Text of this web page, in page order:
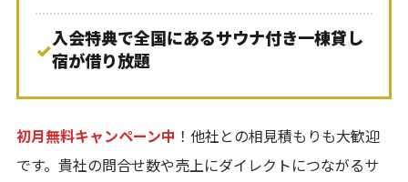
✓入会特典で全国にあるサウナ付き一棟貸し
宿が借り放題
初月無料キャンペーン中 ！他社との相見積もりも大歓迎
です。貴社の問合せ数や売上にダイレクトにつながるサ